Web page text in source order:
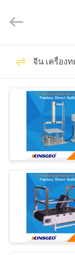
บ้าน
สินค้า
กับ
โรงงาน
KEJIAN
INSTRUMENT
Rights
เครื่
ปอก
ทดส
จีน เครื่อง